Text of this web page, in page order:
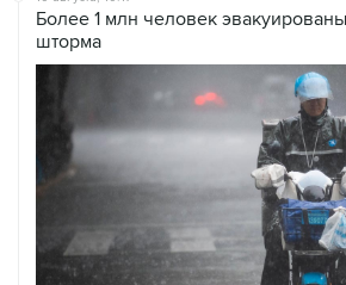
Более 1 млн человек
шторма